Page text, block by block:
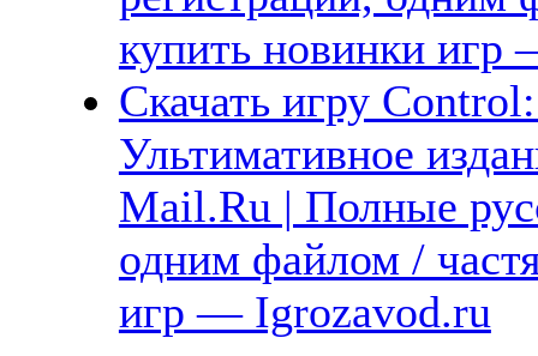
купить новинки
Скачать игру
Ультимативное
Mail.Ru | Полные
одним файлом /
игр — Igrozavod.ru